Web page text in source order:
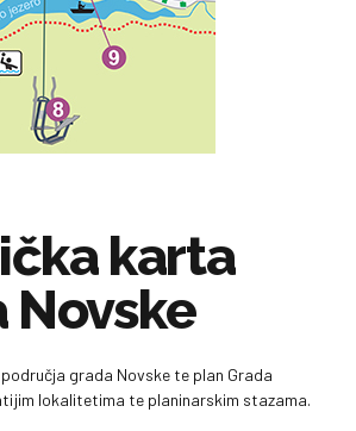
karta
Novske
grada Novske te plan Grada
lokalitetima te planinarskim stazama.